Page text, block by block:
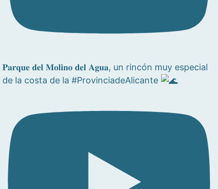
𝐏𝐚𝐫𝐪𝐮𝐞 𝐝𝐞𝐥 𝐌𝐨𝐥𝐢𝐧𝐨 𝐝𝐞𝐥 𝐀𝐠𝐮𝐚, un rincón muy especial
de la costa de la #ProvinciadeAlicante